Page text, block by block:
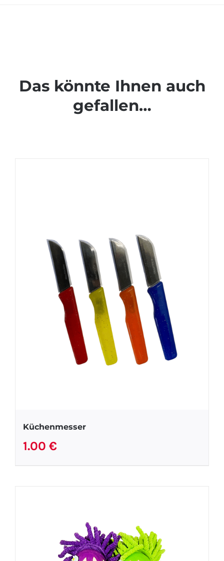
Das könnte Ihnen auch
gefallen…
Küchenmesser
1.00 €